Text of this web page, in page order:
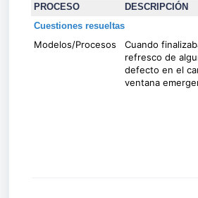
PROCESO
DESCRIPCIÓN
Cuestiones resueltas
Modelos/Procesos
Cuando
refresco de
defecto en el
ventana